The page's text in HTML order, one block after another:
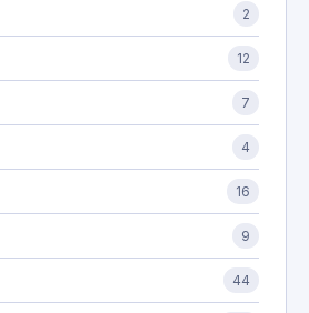
2
12
7
4
16
9
44